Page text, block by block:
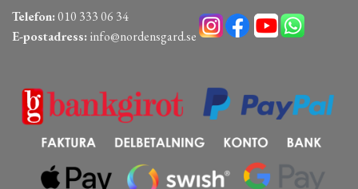
Telefon:010 333 06 34
E-postadress: info@nordensgard.se